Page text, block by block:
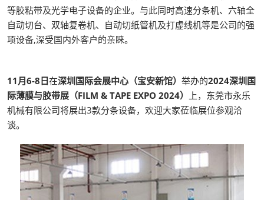
等胶粘带及光学电子设备的企业。与此同时高速分条机、六轴全
自动切台、双轴复卷机、自动切纸管机及打虚线机等是公司的强
项设备,深受国内外客户的亲睐。
11月6-8日在深圳国际会展中心（宝安新馆） 举办的2024深圳国
际薄膜与胶带展（FILM & TAPE EXPO 2024）
上，东莞市永乐
机械有限公司将展出3款分条设备，欢迎大家莅临展位参观洽
谈。